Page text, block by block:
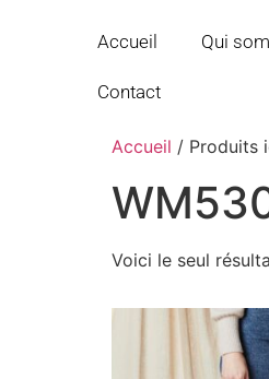
Accueil Qui
Contact
Accueil / Produits
Voici le seul